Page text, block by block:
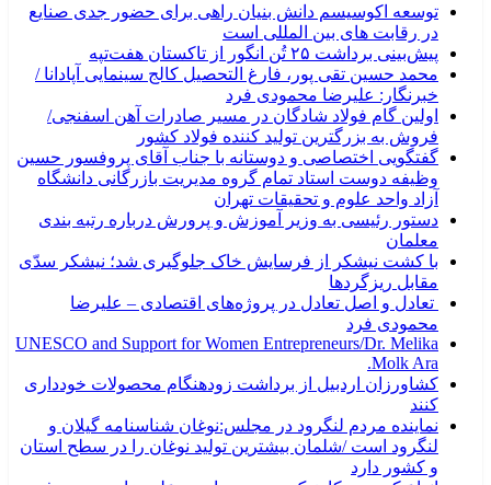
توسعه اکوسیسم دانش بنیان راهی برای حضور جدی صنایع
در رقابت های بین المللی است
پیش‌بینی برداشت ۲۵ تُن انگور از تاکستان هفت‌تپه
محمد حسین تقی پور، فارغ التحصیل کالج سینمایی آپادانا /
خبرنگار: علیرضا محمودی فرد
اولین گام فولاد شادگان در مسیر صادرات آهن اسفنجی/
فروش به بزرگترین تولید کننده فولاد کشور
گفتگویی اختصاصی و دوستانه با جناب آقای پروفسور حسین
وظیفه دوست استاد تمام گروه مدیریت بازرگانی دانشگاه
آزاد واحد علوم و تحقیقات تهران
دستور رئیسی به وزیر آموزش و پرورش درباره رتبه بندی
معلمان
با کشت نیشکر از فرسایش خاک جلوگیری شد؛ نیشکر سدّی
مقابل ریزگردها
تعادل و اصل تعادل در پروژه‌های اقتصادی – علیرضا
محمودی فرد
UNESCO and Support for Women Entrepreneurs/Dr. Melika
Molk Ara.
کشاورزان اردبیل از برداشت زودهنگام محصولات خودداری
کنند
نماینده مردم لنگرود در مجلس:نوغان شناسنامه گیلان و
لنگرود است /شلمان بیشترین تولید نوغان را در سطح استان
و کشور دارد